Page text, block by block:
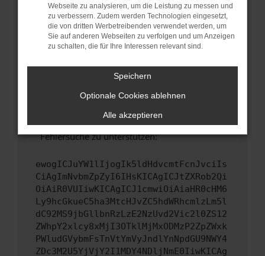
Veraltete Software birgt nicht nur ein
Sicherheitsrisiko, sondern kann auch dazu
führen, dass bestimmte Funktionen nicht mehr
unterstützt werden.
Wende dich an den Webseitenbetreiber.
Wenn du alle oben genannten Schritte versucht
hast, kontaktiere uns bitte. Wir werden
versuchen, das Problem zu beheben. Du kannst
uns diesen Text schicken, um uns bei der
Fehlersuche zu unterstützen:
ewogICJuYW1lIjogIk5ldHdvcmtFcnJvciIs
CiAgImNvbmZpZyI6IHsKICAgICJtZXRob2Qi
OiAiR0VUIiwKICAgICJ1cmwiOiAiaHR0cHM6
Ly9hcGkueC5ha3MtcHJvZC5hdWRhcmlzLm5l
dC92MS9jbGllbnRzLzE2NzUvd2Vic2l0ZS12
ZWhpY2xlcy8xMjI3OTklMjMxODMzP2ZpZWxk
PWludGVybmFsTnVtYmVyJndlYnNpdGU9NWY4
ZDc3M2U5YjVjY2I1MDY4NDljNmE0IiwKICAg
Webseite zu analysieren, um die Leistung zu messen und
zu verbessern. Zudem werden Technologien eingesetzt,
die von dritten Werbetreibenden verwendet werden, um
Sie auf anderen Webseiten zu verfolgen und um Anzeigen
zu schalten, die für Ihre Interessen relevant sind.
Speichern
Optionale Cookies ablehnen
Alle akzeptieren